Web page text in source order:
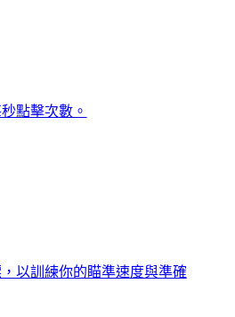
點擊次數。
以訓練你的瞄準速度與準確